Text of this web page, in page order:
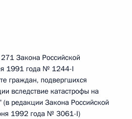
271 Закона Российской
1991 года № 1244-I
граждан, подвергшихся
вследствие катастрофы на
редакции Закона Российской
1992 года № 3061-I)